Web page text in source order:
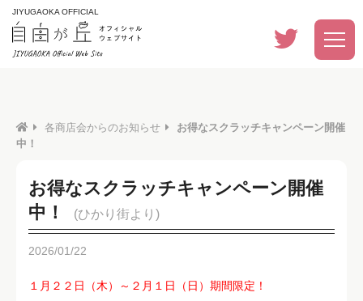
JIYUGAOKA OFFICIAL
各商店会からのお知らせ
お得なスクラッチキャンペーン開催
中！
お得なスクラッチキャンペーン開催
中！
(ひかり街より)
2026/01/22
１月２２日（木）～２月１日（日）期間限定！